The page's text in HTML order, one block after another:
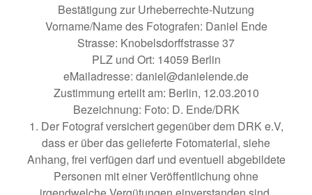
Bestätigung zur Urheberrechte-Nutzung
Vorname/Name des Fotografen: Daniel Ende
Strasse: Knobelsdorffstrasse 37
PLZ und Ort: 14059 Berlin
eMailadresse: daniel@danielende.de
Zustimmung erteilt am: Berlin, 12.03.2010
Bezeichnung: Foto: D. Ende/DRK
1. Der Fotograf versichert gegenüber dem DRK e.V,
dass er über das gelieferte Fotomaterial, siehe
Anhang, frei verfügen darf und eventuell abgebildete
Personen mit einer Veröffentlichung ohne